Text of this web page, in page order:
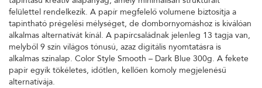
felülettel rendelkezik. A papír megfelelő volumene biztosítja a
tapintható prégelési mélységet, de dombornyomáshoz is kiválóan
alkalmas alternatívát kínál. A papírcsaládnak jelenleg 13 tagja van,
melyből 9 szín világos tónusú, azaz digitális nyomtatásra is
alkalmas színalap. Color Style Smooth – Dark Blue 300g. A fekete
papír egyik tökéletes, időtlen, kellően komoly megjelenésű
alternatívája.